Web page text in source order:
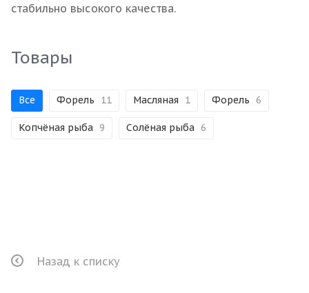
стабильно высокого качества.
Товары
Все Форель 11 Масляная 1 Форель 6
Копчёная рыба 9 Солёная рыба 6
Назад к списку